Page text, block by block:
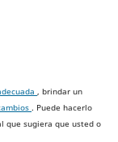
, brindar un
. Puede hacerlo
que sugiera que usted o